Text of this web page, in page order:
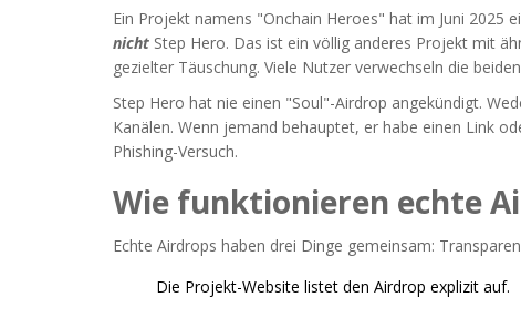
Ein Projekt namens "Onchain Heroes" hat im Juni 2025
nicht Step Hero. Das ist ein völlig anderes Projekt mit
gezielter Täuschung. Viele Nutzer verwechseln die
Step Hero hat nie einen "Soul"-Airdrop angekündigt.
Kanälen. Wenn jemand behauptet, er habe einen Link
Phishing-Versuch.
Wie funktionieren echte
Echte Airdrops haben drei Dinge gemeinsam:
Die Projekt-Website listet den Airdrop explizit auf.